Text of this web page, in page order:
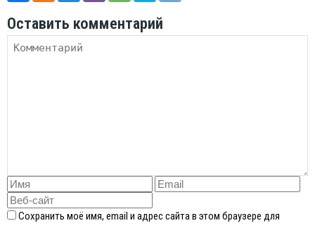
Оставить комментарий
Сохранить моё имя, email и адрес сайта в этом браузере для